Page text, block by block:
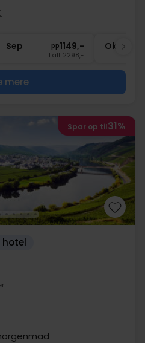
Sep pp1149,-
I alt 2298,-
Okt
mere
Spar op til31%